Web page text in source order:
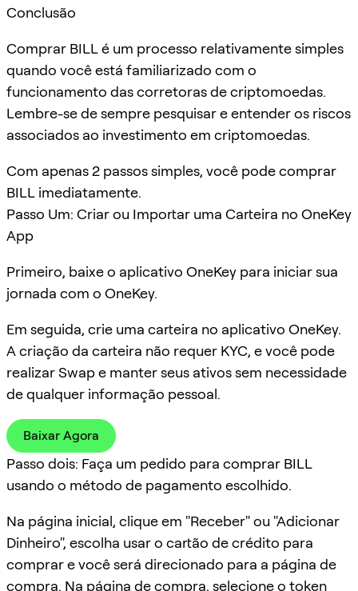
Conclusão
Comprar BILL é um processo relativamente simples
quando você está familiarizado com o
funcionamento das corretoras de criptomoedas.
Lembre-se de sempre pesquisar e entender os riscos
associados ao investimento em criptomoedas.
Com apenas 2 passos simples, você pode comprar
BILL imediatamente.
Passo Um: Criar ou Importar uma Carteira no OneKey
App
Primeiro, baixe o aplicativo OneKey para iniciar sua
jornada com o OneKey.
Em seguida, crie uma carteira no aplicativo OneKey.
A criação da carteira não requer KYC, e você pode
realizar Swap e manter seus ativos sem necessidade
de qualquer informação pessoal.
Baixar Agora
Passo dois: Faça um pedido para comprar BILL
usando o método de pagamento escolhido.
Na página inicial, clique em "Receber" ou "Adicionar
Dinheiro", escolha usar o cartão de crédito para
comprar e você será direcionado para a página de
compra. Na página de compra, selecione o token